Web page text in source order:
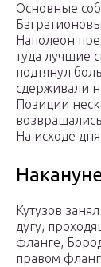
Основные
Наполеон
туда лучшие
подтянул
сдерживали
Позиции
На исходе
Кутузов
дугу,
фланге,
правом